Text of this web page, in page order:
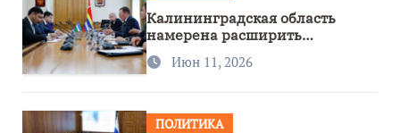
Калининградская область
намерена расширить
сотрудничество с Узбекистаном
Июн 11, 2026
ПОЛИТИКА